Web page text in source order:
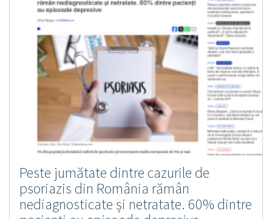
Peste jumătate dintre cazurile de
psoriazis din România rămân
nediagnosticate și netratate. 60% dintre